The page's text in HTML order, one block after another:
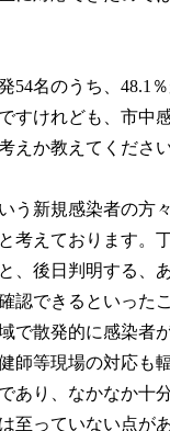
54名のうち、48.1％
すけれども、市中
えか教えてください
う新規感染者の方
考えております。
、後日判明する、
認できるといった
で散発的に感染者
師等現場の対応も
あり、なかなか十
至っていない点が